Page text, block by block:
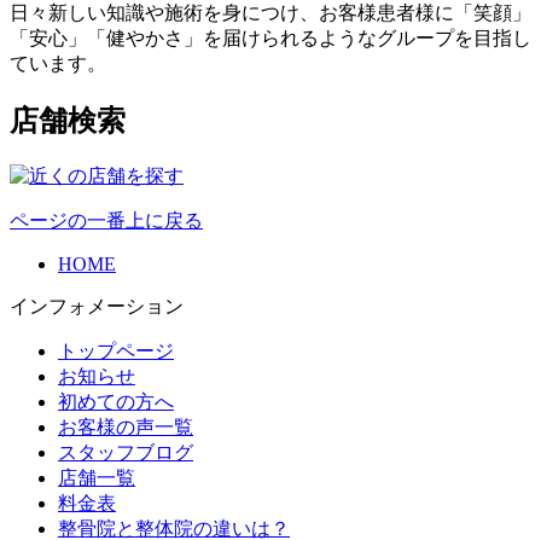
日々新しい知識や施術を身につけ、お客様患者様に「笑顔」
「安心」「健やかさ」を届けられるようなグループを目指し
ています。
店舗検索
ページの一番上に戻る
HOME
インフォメーション
トップページ
お知らせ
初めての方へ
お客様の声一覧
スタッフブログ
店舗一覧
料金表
整骨院と整体院の違いは？